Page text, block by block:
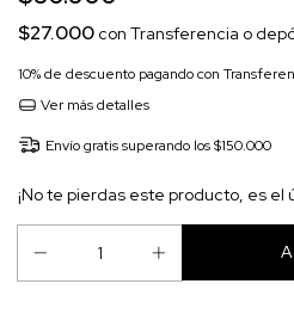
$27.000 con Transferencia o
10% de descuento pagando con
Ver más detalles
Envío gratis superando los$150.000
¡No te pierdas este producto, es el